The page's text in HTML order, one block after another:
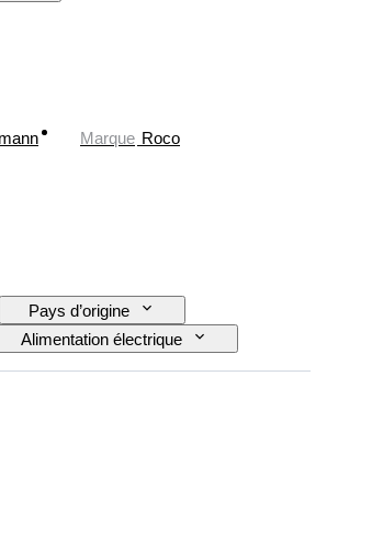
Marque Roco
Pays d’origine
Alimentation électrique